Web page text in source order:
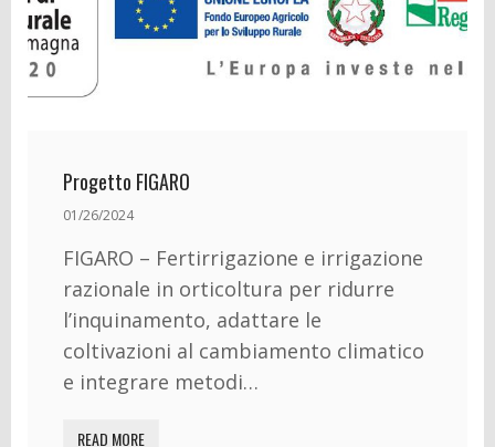
Progetto FIGARO
01/26/2024
FIGARO – Fertirrigazione e irrigazione
razionale in orticoltura per ridurre
l’inquinamento, adattare le
coltivazioni al cambiamento climatico
e integrare metodi…
READ MORE